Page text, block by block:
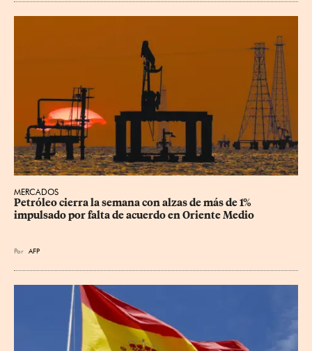
MERCADOS
Petróleo cierra la semana con alzas de más de 1%
impulsado por falta de acuerdo en Oriente Medio
Por AFP